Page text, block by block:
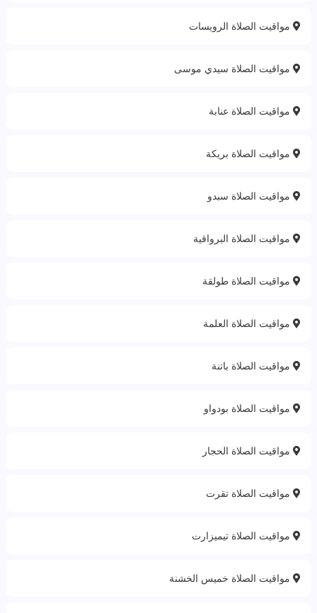
مواقيت الصلاة الرويسات
مواقيت الصلاة سيدي موسى
مواقيت الصلاة عنابة
مواقيت الصلاة بريكة
مواقيت الصلاة سبدو
مواقيت الصلاة البرواقية
مواقيت الصلاة طولقة
مواقيت الصلاة العلمة
مواقيت الصلاة باتنة‎
مواقيت الصلاة بودواو
مواقيت الصلاة الحجار
مواقيت الصلاة تقرت
مواقيت الصلاة تيميزارت
مواقيت الصلاة خميس الخشنة